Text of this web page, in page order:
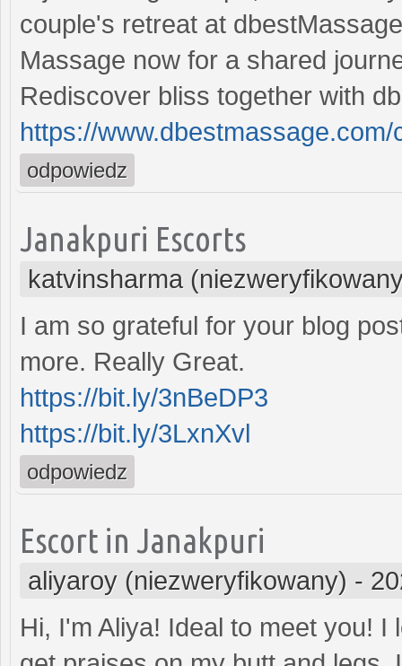
couple's retreat at
Massage now for a shared
Rediscover bliss together with
https://
odpowiedz
Janakpuri Escorts
katvinsharma
I am so grateful for your blog
more. Really Great.
https://bit.ly/3nBeDP3
https://bit.ly/3LxnXvl
odpowiedz
Escort in Janakpuri
aliyaroy (niezweryfikowany) -
Hi, I'm Aliya! Ideal to meet you!